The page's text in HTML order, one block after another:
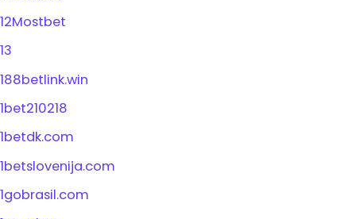
12Mostbet
13
188betlink.win
1bet210218
1betdk.com
1betslovenija.com
1gobrasil.com